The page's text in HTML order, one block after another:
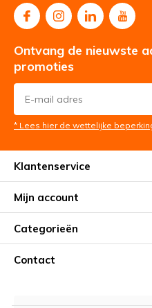
Ontvang de nieuwste
promoties
* Lees hier de wettelijke
Klantenservice
Mijn account
Categorieën
Contact